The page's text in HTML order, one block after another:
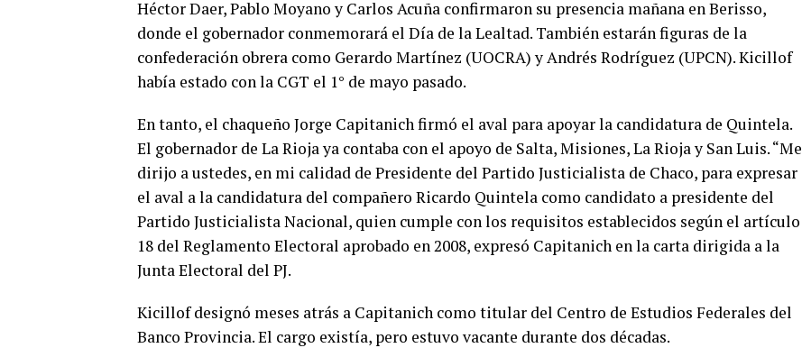
Héctor Daer, Pablo Moyano y Carlos Acuña confirmaron su presencia mañana en Berisso,
donde el gobernador conmemorará el Día de la Lealtad. También estarán figuras de la
confederación obrera como Gerardo Martínez (UOCRA) y Andrés Rodríguez (UPCN). Kicillof
había estado con la CGT el 1° de mayo pasado.
En tanto, el chaqueño Jorge Capitanich firmó el aval para apoyar la candidatura de Quintela.
El gobernador de La Rioja ya contaba con el apoyo de Salta, Misiones, La Rioja y San Luis. “Me
dirijo a ustedes, en mi calidad de Presidente del Partido Justicialista de Chaco, para expresar
el aval a la candidatura del compañero Ricardo Quintela como candidato a presidente del
Partido Justicialista Nacional, quien cumple con los requisitos establecidos según el artículo
18 del Reglamento Electoral aprobado en 2008, expresó Capitanich en la carta dirigida a la
Junta Electoral del PJ.
Kicillof designó meses atrás a Capitanich como titular del Centro de Estudios Federales del
Banco Provincia. El cargo existía, pero estuvo vacante durante dos décadas.